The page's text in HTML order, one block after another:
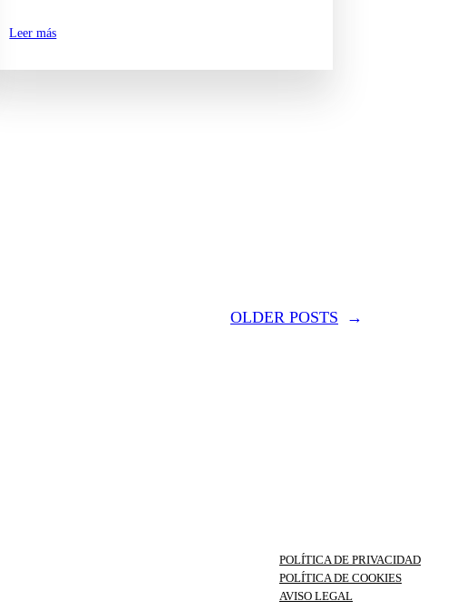
Leer más
OLDER POSTS →
POLÍTICA DE PRIVACIDAD
POLÍTICA DE COOKIES
AVISO LEGAL